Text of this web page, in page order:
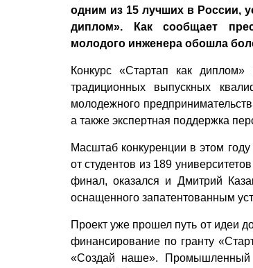
одним из 15 лучших в России,
диплом». Как сообщает
молодого инженера обошла
Конкурс «Стартап как диплом»
традиционных выпускных
молодежного
а также экспертная поддержка
Масштаб конкуренции в этом
от студентов из 189
финал, оказался и Дмитрий
оснащенного запатентованным
Проект уже прошел путь от идеи
финансирование по гранту
«Создай наше». Промышленный